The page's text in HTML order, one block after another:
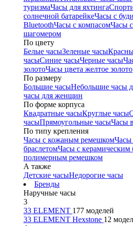
туризмаЧасы для яхтинга
солнечной батарейкеЧасы с
BluetoothЧасы с компасомЧасы
шагомером
По цвету
Белые часыЗеленые часы
часыСиние часыЧерные часы
золотоЧасы цвета желтое золото
По размеру
Большие часыНебольшие часы
часы для женщин
По форме корпуса
Квадратные часыКруглые часы
часыПрямоугольные часыЧасы
По типу крепления
Часы с кожаным ремешкомЧасы
браслетомЧасы с керамическим
полимерным ремешком
А также
Детские часыНедорогие часы
Бренды
Наручные часы
3
33 ELEMENT 177 моделей
33 ELEMENT Hexstone 12